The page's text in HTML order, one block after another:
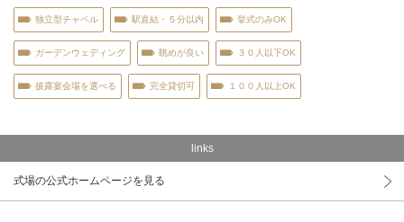
独立型チャペル 駅直結・５分以内 挙式のみOK
ガーデンウェディング 眺めが良い ３０人以下OK
披露宴会場を選べる 完全貸切可 １００人以上OK
links
式場の公式ホームページを見る